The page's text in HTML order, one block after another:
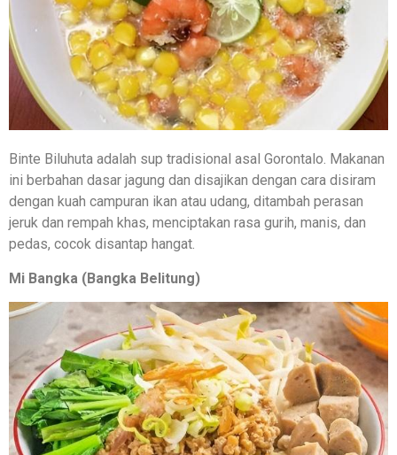
Binte Biluhuta adalah sup tradisional asal Gorontalo. Makanan
ini berbahan dasar jagung dan disajikan dengan cara disiram
dengan kuah campuran ikan atau udang, ditambah perasan
jeruk dan rempah khas, menciptakan rasa gurih, manis, dan
pedas, cocok disantap hangat.
Mi Bangka (Bangka Belitung)